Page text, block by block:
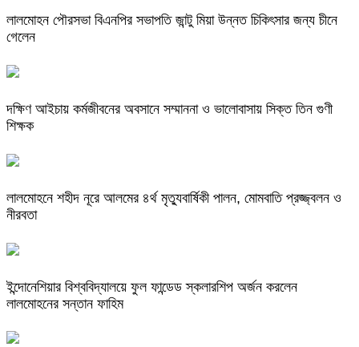
লালমোহন পৌরসভা বিএনপির সভাপতি জান্টু মিয়া উন্নত চিকিৎসার জন্য চীনে
গেলেন
দক্ষিণ আইচায় কর্মজীবনের অবসানে সম্মাননা ও ভালোবাসায় সিক্ত তিন গুণী
শিক্ষক
লালমোহনে শহীদ নূরে আলমের ৪র্থ মৃত্যুবার্ষিকী পালন, মোমবাতি প্রজ্জ্বলন ও
নীরবতা
ইন্দোনেশিয়ার বিশ্ববিদ্যালয়ে ফুল ফান্ডেড স্কলারশিপ অর্জন করলেন
লালমোহনের সন্তান ফাহিম